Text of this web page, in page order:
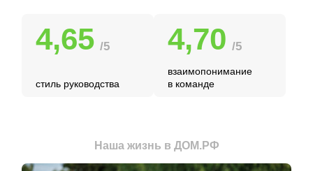
4,65 /5
стиль руководства
4,70 /5
взаимопонимание
в команде
Наша жизнь в ДОМ.РФ